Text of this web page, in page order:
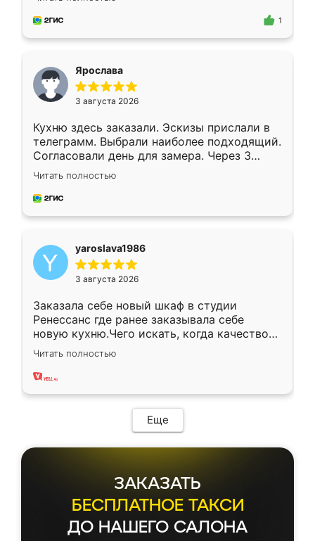
для замера сотрудник Владислав
предложил по моему эскизу самый
1
Ярослава
3 августа 2026
Кухню здесь заказали. Эскизы прислали в
телеграмм. Выбрали наиболее подходящий.
Согласовали день для замера. Через 3
недели кухня была уже готова. Остались
довольны работой. Спасибо Ренессанс
мебель за качественную работу!
Читать полностью
yaroslava1986
3 августа 2026
Заказала себе новый шкаф в студии
Ренессанс где ранее заказывала себе
новую кухню.Чего искать, когда качеством
вполне довольна. Служит кухня уже почти
два года, нареканий нет.
Читать полностью
Еще
ЗАКАЗАТЬ
БЕСПЛАТНОЕ ТАКСИ
ДО НАШЕГО САЛОНА